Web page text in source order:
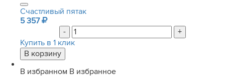
Счастливый пятак
5 357
-
+
Купить в 1 клик
В избранном В избранное